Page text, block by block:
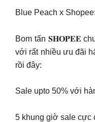
Blue Peach x Shopee:
Bom tấn 𝐒𝐇𝐎𝐏𝐄𝐄
với rất nhiều ưu đãi
rồi đây:
Sale upto 50% với
5 khung giờ sale cực